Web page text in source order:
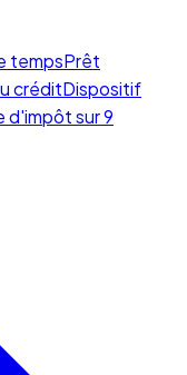
tempsPrêt
créditDispositif
d'impôt sur 9